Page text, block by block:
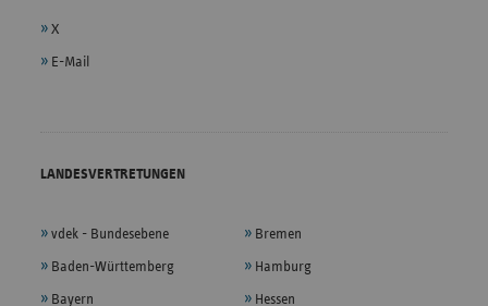
X
E-Mail
LANDESVERTRETUNGEN
vdek - Bundesebene
Baden-Württemberg
Bayern
Bremen
Hamburg
Hessen